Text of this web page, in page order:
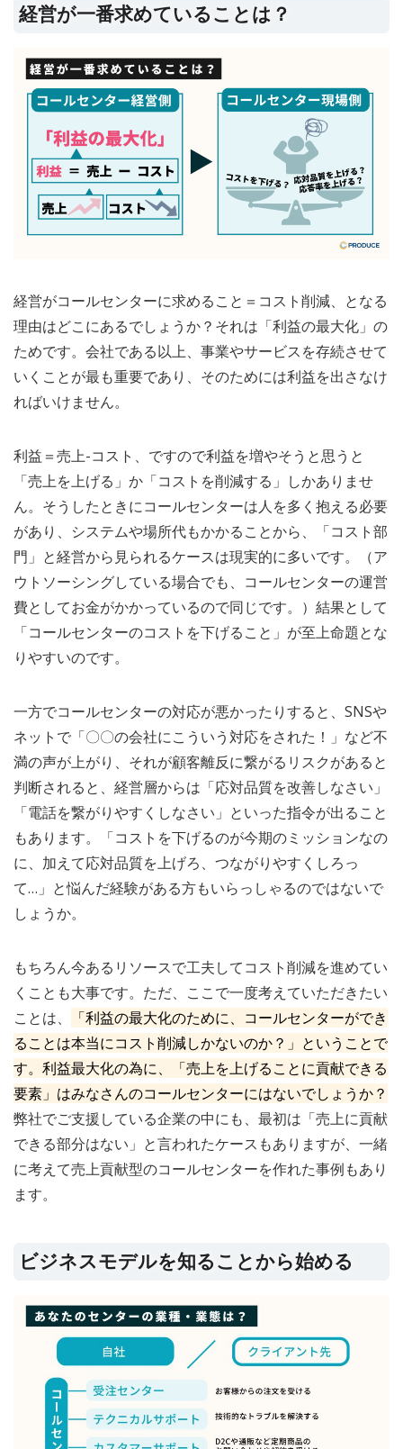
経営が一番求めていることは？
経営がコールセンターに求めること＝コスト削減、となる
理由はどこにあるでしょうか？それは「利益の最大化」の
ためです。会社である以上、事業やサービスを存続させて
いくことが最も重要であり、そのためには利益を出さなけ
ればいけません。
利益＝売上-コスト、ですので利益を増やそうと思うと
「売上を上げる」か「コストを削減する」しかありませ
ん。そうしたときにコールセンターは人を多く抱える必要
があり、システムや場所代もかかることから、「コスト部
門」と経営から見られるケースは現実的に多いです。（ア
ウトソーシングしている場合でも、コールセンターの運営
費としてお金がかかっているので同じです。）結果として
「コールセンターのコストを下げること」が至上命題とな
りやすいのです。
一方でコールセンターの対応が悪かったりすると、SNSや
ネットで「〇〇の会社にこういう対応をされた！」など不
満の声が上がり、それが顧客離反に繋がるリスクがあると
判断されると、経営層からは「応対品質を改善しなさい」
「電話を繋がりやすくしなさい」といった指令が出ること
もあります。「コストを下げるのが今期のミッションなの
に、加えて応対品質を上げろ、つながりやすくしろっ
て…」と悩んだ経験がある方もいらっしゃるのではないで
しょうか。
もちろん今あるリソースで工夫してコスト削減を進めてい
くことも大事です。ただ、ここで一度考えていただきたい
ことは、
「利益の最大化のために、コールセンターができ
ることは本当にコスト削減しかないのか？」ということで
す。利益最大化の為に、「売上を上げることに貢献できる
要素」はみなさんのコールセンターにはないでしょうか？
弊社でご支援している企業の中にも、最初は「売上に貢献
できる部分はない」と言われたケースもありますが、一緒
に考えて売上貢献型のコールセンターを作れた事例もあり
ます。
ビジネスモデルを知ることから始める